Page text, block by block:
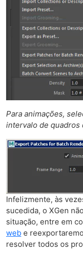
Para animações,
intervalo de quadros
Infelizmente, às
sucedida, o XGen
situação, entre em
web e
resolver todos os